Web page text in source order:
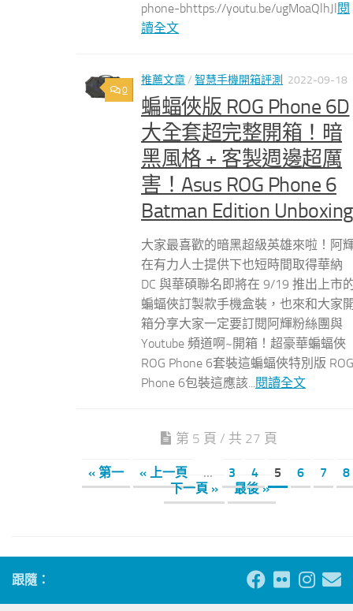
phone-bhttps://youtu.be/ugMoaQlhJl 閱
讀全文
0
推薦文章/ 智慧手機開箱評測 2022-09-18
蝙蝠俠版 ROG Phone 6D
大全套超完整開箱！暗
黑風格 + 客製週邊超厲
害！Asus ROG Phone 6
Batman Edition Unboxing
大家最喜歡的暗黑超級英雄來啦！阿
在有力人士提供下也短時間取得華納
DC 與華碩聯名即將在 9/19 推出上市
蝙蝠俠訂製款手機盒裝，也來和大家
箱分享大家一定要訂閱阿輝粉絲團與
Youtube 頻道啊~開箱！超豪華蝙蝠俠
ROG Phone 6套裝這蝙蝠俠特別版 ROG
Phone 6包裝這應該... 閱讀全文
第 5 頁 / 共 27 頁
« 第一 « 上一頁 ... 3 4 5 6 7
8
下一頁 »
最後 »
跟隨：